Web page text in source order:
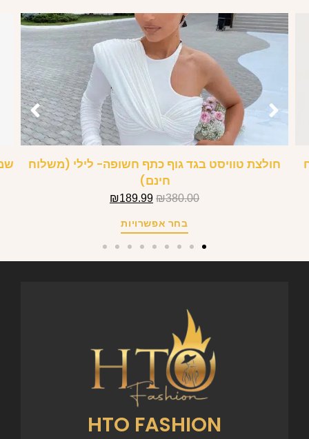
חולצת טוויסט בגד גוף כתף חשופה- לילי (משלוח
חינם)
₪380.00
₪189.99
בחר אפשרויות
HTO FASHION